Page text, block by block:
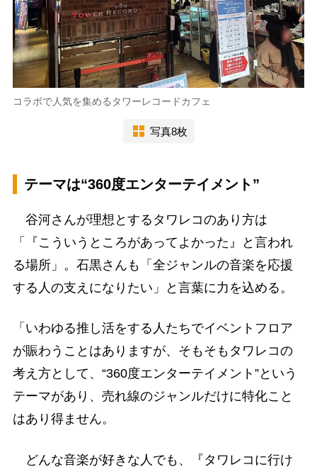
コラボで人気を集めるタワーレコードカフェ
写真8枚
テーマは“360度エンターテイメント”
谷河さんが理想とするタワレコのあり方は
「『こういうところがあってよかった』と言われ
る場所」。石黒さんも「全ジャンルの音楽を応援
する人の支えになりたい」と言葉に力を込める。
「いわゆる推し活をする人たちでイベントフロア
が賑わうことはありますが、そもそもタワレコの
考え方として、“360度エンターテイメント”という
テーマがあり、売れ線のジャンルだけに特化こと
はあり得ません。
どんな音楽が好きな人でも、『タワレコに行け